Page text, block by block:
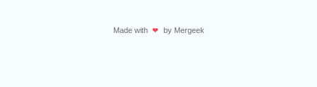
Made with ❤ by Mergeek